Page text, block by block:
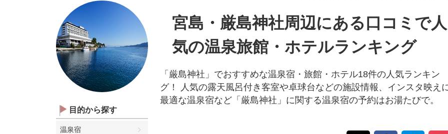
目的から探す
温泉宿
宮島・厳島神社周辺にある口コミで人
気の温泉旅館・ホテルランキング
「厳島神社」でおすすめな温泉宿・旅館・ホテル18件の人気ランキン
グ！ 人気の露天風呂付き客室や卓球台などの施設情報、インスタ映え
最適な温泉宿など「厳島神社」に関する温泉宿の予約はお湯たびで。